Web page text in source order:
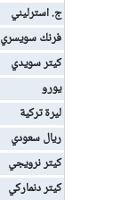
ج. استرليني
فرنك سويسري
كيتر سويدي
يورو
ليرة تركية
ريال سعودي
كيتر نرويجي
كيتر دنماركي